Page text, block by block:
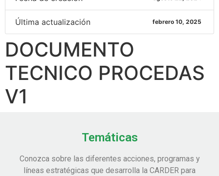
Última actualización febrero 10, 2025
DOCUMENTO
TECNICO PROCEDAS
V1
Temáticas
Conozca sobre las diferentes acciones, programas y
líneas estratégicas que desarrolla la CARDER para